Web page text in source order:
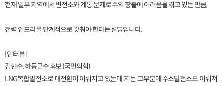
현재 일부 지역에서 변전소와 계통 문제로 수익 창출에 어려움을 겪고 있는 만큼,
전력 인프라를 단계적으로 갖춰야 한다는 설명입니다.
[인터뷰]
김현수, 하동군수 후보 (국민의힘)
LNG복합발전소로 대전환이 이뤄지고 있는데 저는 그부분에 수소발전소도 이뤄져